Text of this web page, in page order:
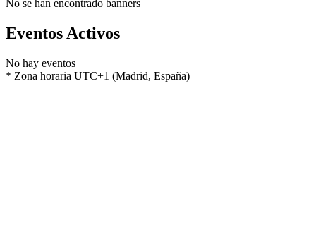
No se han encontrado banners
Eventos Activos
No hay eventos
* Zona horaria UTC+1 (Madrid, España)